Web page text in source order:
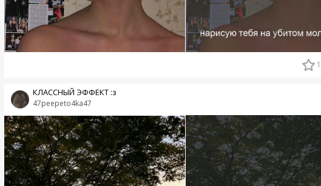
47peepeto4ka47
КЛАССНЫЙ ЭФФЕКТ :з